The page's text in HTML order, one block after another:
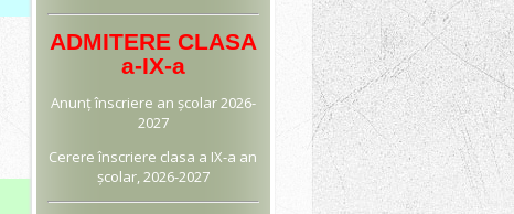
ADMITERE CLASA
a-IX-a
Anunțînscriere an școlar 2026-
2027
Cerere înscriere clasa a IX-a an
școlar, 2026-2027